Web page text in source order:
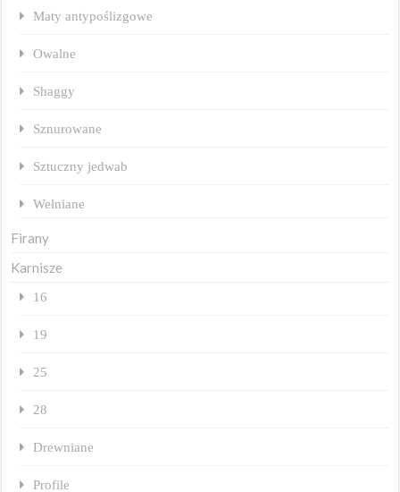
Maty antypoślizgowe
Owalne
Shaggy
Sznurowane
Sztuczny jedwab
Wełniane
Firany
Karnisze
16
19
25
28
Drewniane
Profile